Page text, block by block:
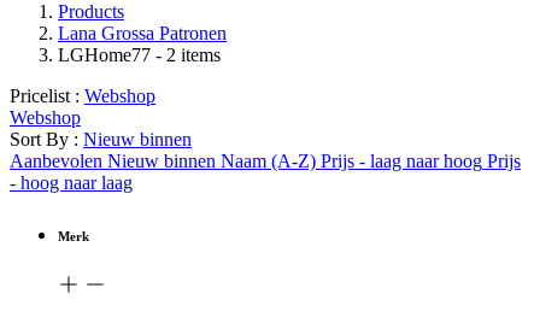
Products
Lana Grossa Patronen
LGHome77 - 2 items
Pricelist : Webshop
Webshop
Sort By : Nieuw binnen
Aanbevolen Nieuw binnen Naam (A-Z) Prijs - laag naar hoog Prijs
- hoog naar laag
Merk